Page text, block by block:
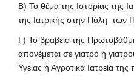
Β) Το θέμα της Ιστορίας της
της Ιατρικής στην Πόλη των
Γ) Το βραβείο της
απονέμεται σε γιατρό ή
Υγείας ή Αγροτικά Ιατρεία